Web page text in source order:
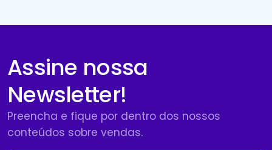
Assine nossa
Newsletter!
Preencha e fique por dentro dos nossos
conteúdos sobre vendas.